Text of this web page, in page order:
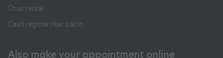
Chair rental
Cash register Hair salon
Also make your appointment online